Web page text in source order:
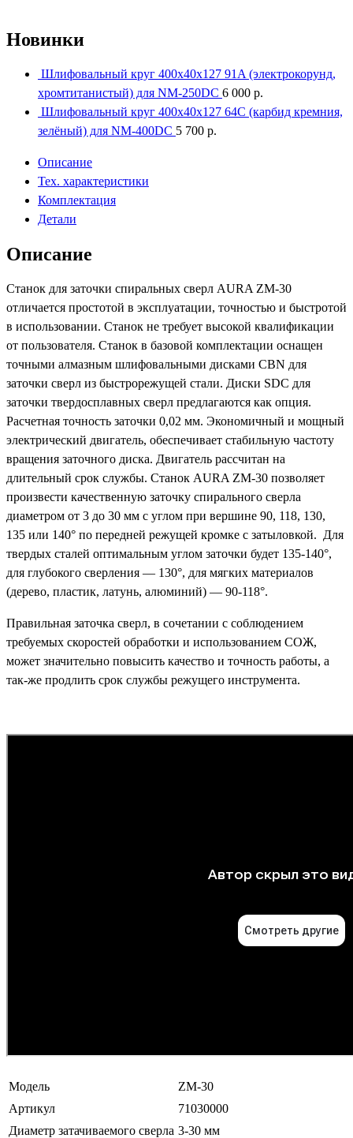
Новинки
Шлифовальный круг 400x40x127 91A (электрокорунд,
хромтитанистый) для NM-250DC 6 000 р.
Шлифовальный круг 400x40x127 64С (карбид кремния,
зелёный) для NM-400DC 5 700 р.
Описание
Тех. характеристики
Комплектация
Детали
Описание
Cтанок для заточки спиральных сверл AURA ZM-30
отличается простотой в эксплуатации, точностью и быстротой
в использовании. Станок не требует высокой квалификации
от пользователя. Станок в базовой комплектации оснащен
точными алмазным шлифовальными дисками CBN для
заточки сверл из быстрорежущей стали. Диски SDC для
заточки твердосплавных сверл предлагаются как опция.
Расчетная точность заточки 0,02 мм. Экономичный и мощный
электрический двигатель, обеспечивает стабильную частоту
вращения заточного диска. Двигатель рассчитан на
длительный срок службы. Станок AURA ZM-30 позволяет
произвести качественную заточку спирального сверла
диаметром от 3 до 30 мм с углом при вершине 90, 118, 130,
135 или 140° по передней режущей кромке с затыловкой. Для
твердых сталей оптимальным углом заточки будет 135-140°,
для глубокого сверления — 130°, для мягких материалов
(дерево, пластик, латунь, алюминий) — 90-118°.
Правильная заточка сверл, в сочетании с соблюдением
требуемых скоростей обработки и использованием СОЖ,
может значительно повысить качество и точность работы, а
так-же продлить срок службы режущего инструмента.
Модель
ZM-30
Артикул
71030000
Диаметр затачиваемого сверла 3-30 мм